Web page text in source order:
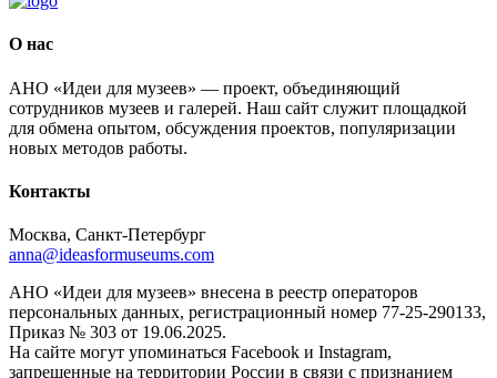
О нас
АНО «Идеи для музеев» — проект, объединяющий
сотрудников музеев и галерей. Наш сайт служит площадкой
для обмена опытом, обсуждения проектов, популяризации
новых методов работы.
Контакты
Москва, Санкт-Петербург
anna@ideasformuseums.com
АНО «Идеи для музеев» внесена в реестр операторов
персональных данных, регистрационный номер 77-25-290133,
Приказ № 303 от 19.06.2025.
На сайте могут упоминаться Facebook и Instagram,
запрещенные на территории России в связи с признанием